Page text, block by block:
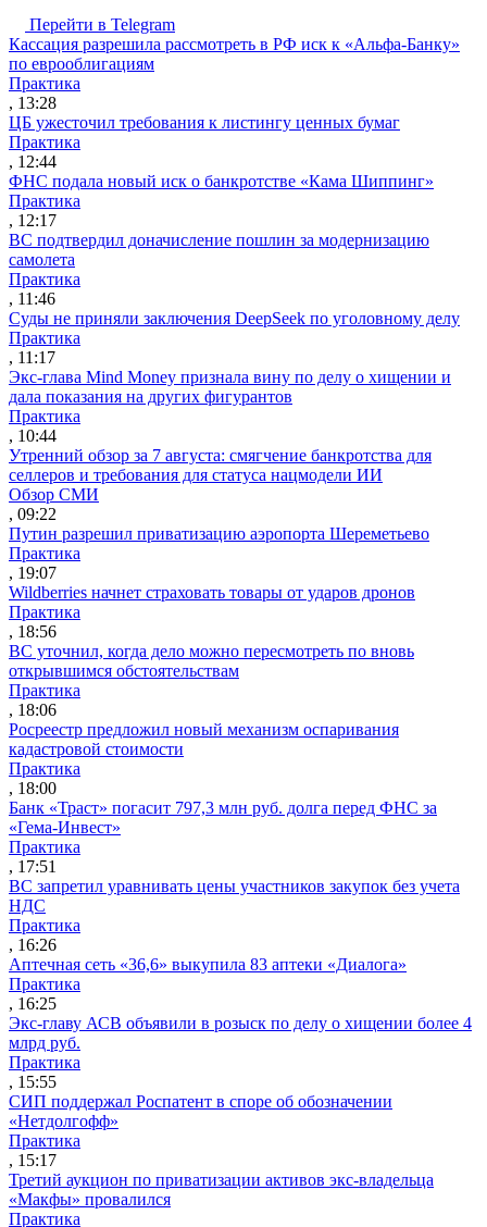
Перейти в Telegram
Кассация разрешила рассмотреть в РФ иск к «Альфа-Банку»
по еврооблигациям
Практика
, 13:28
ЦБ ужесточил требования к листингу ценных бумаг
Практика
, 12:44
ФНС подала новый иск о банкротстве «Кама Шиппинг»
Практика
, 12:17
ВС подтвердил доначисление пошлин за модернизацию
самолета
Практика
, 11:46
Суды не приняли заключения DeepSeek по уголовному делу
Практика
, 11:17
Экс-глава Mind Money признала вину по делу о хищении и
дала показания на других фигурантов
Практика
, 10:44
Утренний обзор за 7 августа: смягчение банкротства для
селлеров и требования для статуса нацмодели ИИ
Обзор СМИ
, 09:22
Путин разрешил приватизацию аэропорта Шереметьево
Практика
, 19:07
Wildberries начнет страховать товары от ударов дронов
Практика
, 18:56
ВС уточнил, когда дело можно пересмотреть по вновь
открывшимся обстоятельствам
Практика
, 18:06
Росреестр предложил новый механизм оспаривания
кадастровой стоимости
Практика
, 18:00
Банк «Траст» погасит 797,3 млн руб. долга перед ФНС за
«Гема-Инвест»
Практика
, 17:51
ВС запретил уравнивать цены участников закупок без учета
НДС
Практика
, 16:26
Аптечная сеть «36,6» выкупила 83 аптеки «Диалога»
Практика
, 16:25
Экс-главу АСВ объявили в розыск по делу о хищении более 4
млрд руб.
Практика
, 15:55
СИП поддержал Роспатент в споре об обозначении
«Нетдолгофф»
Практика
, 15:17
Третий аукцион по приватизации активов экс-владельца
«Макфы» провалился
Практика